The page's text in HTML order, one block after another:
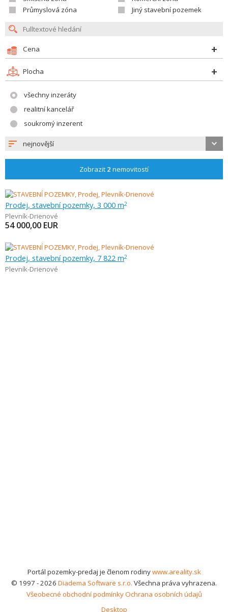
Průmyslová zóna
Jiný stavební pozemek
Cena
Plocha
všechny inzeráty
realitní kancelář
soukromý inzerent
nejnovější
Zobrazit 2 nemovitostí
Prodej, stavební pozemky, 3 000 m2
Plevník-Drienové
54 000,00 EUR
Prodej, stavební pozemky, 7 822 m2
Plevník-Drienové
Portál pozemky-predaj je členom rodinywww.areality.sk
© 1997 - 2026 Diadema Software s.r.o. Všechna práva vyhrazena.
Všeobecné obchodní podmínkyOchrana osobních údajů
Desktop